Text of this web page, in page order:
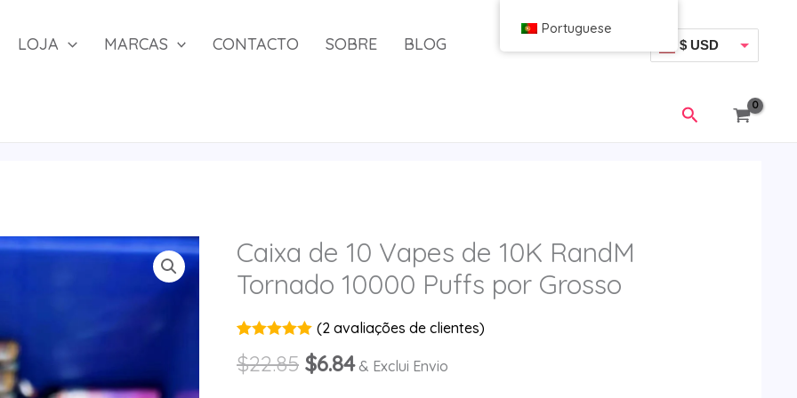
LOJA MARCAS CONTACTO SOBRE BLOG $ USD
Pesquisar
Caixa de 10 Vapes de 10K RandM
Tornado 10000 Puffs por Grosso
Avaliado em
5.00de 5
com base
2
(2 avaliações de clientes)
$22.85 O
$6.84O
& Exclui Envio
Portuguese